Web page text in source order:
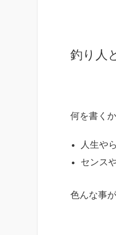
釣り人
何を書くか
人生や
センス
色んな事